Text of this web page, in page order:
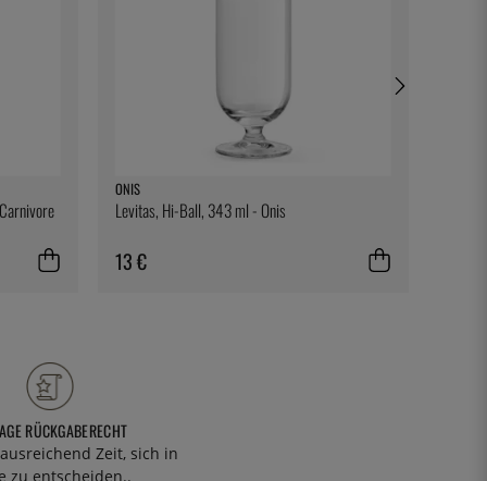
ONIS
Levitas, Hi-Ball, 343 ml - Onis
13 €
RÜCKGABERECHT
Zeit, sich in
zu entscheiden..